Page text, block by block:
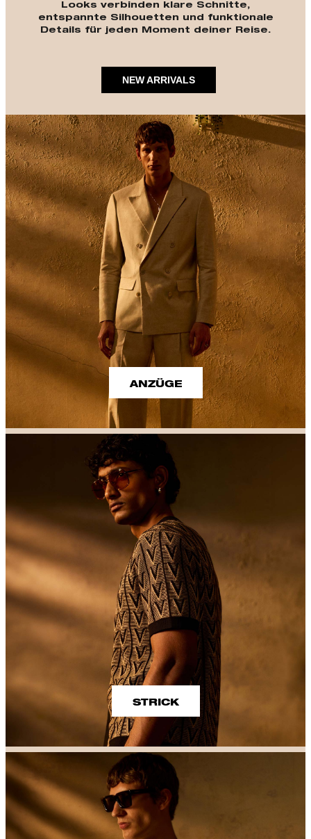
Looks verbinden klare Schnitte,
entspannte Silhouetten und funktionale
Details für jeden Moment deiner Reise.
NEW ARRIVALS
ANZÜGE
STRICK